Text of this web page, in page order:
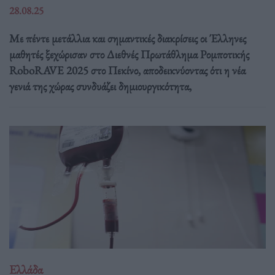
28.08.25
Με πέντε μετάλλια και σημαντικές διακρίσεις οι Έλληνες
μαθητές ξεχώρισαν στο Διεθνές Πρωτάθλημα Ρομποτικής
RoboRAVE 2025 στο Πεκίνο, αποδεικνύοντας ότι η νέα
γενιά της χώρας συνδυάζει δημιουργικότητα,
Ελλάδα